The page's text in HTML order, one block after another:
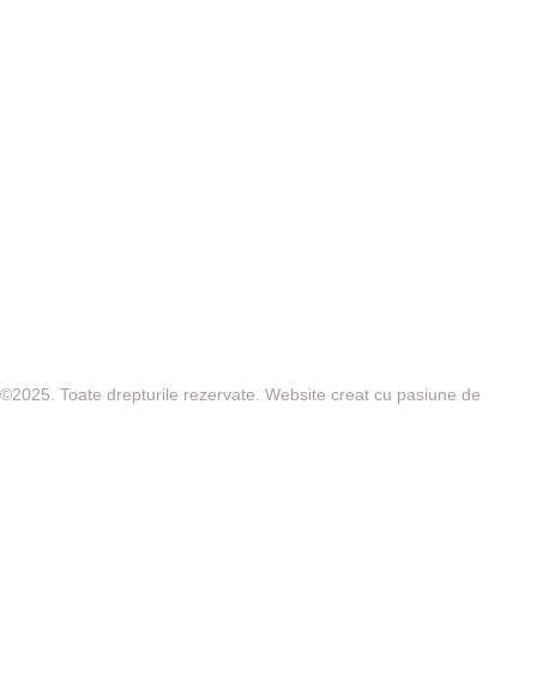
©2025. Toate drepturile rezervate. Website creat cu pasiune de